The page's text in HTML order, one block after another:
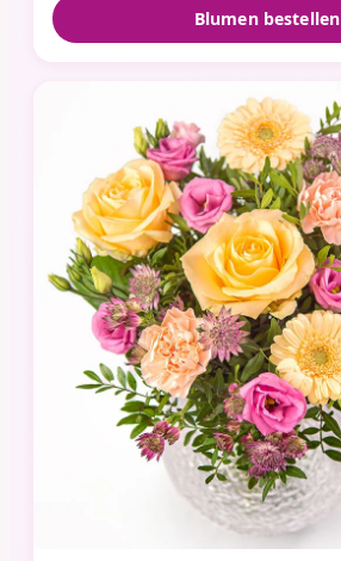
Blumen bestellen